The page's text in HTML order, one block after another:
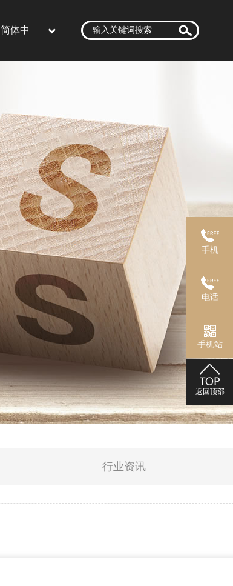
简体中
行业资讯
手机
电话
手机站
返回顶部